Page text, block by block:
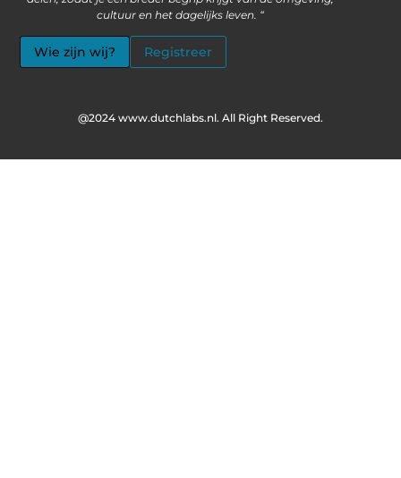
cultuur en het dagelijks leven. “
Wie zijn wij? Registreer
@2024 www.dutchlabs.nl. All Right Reserved.